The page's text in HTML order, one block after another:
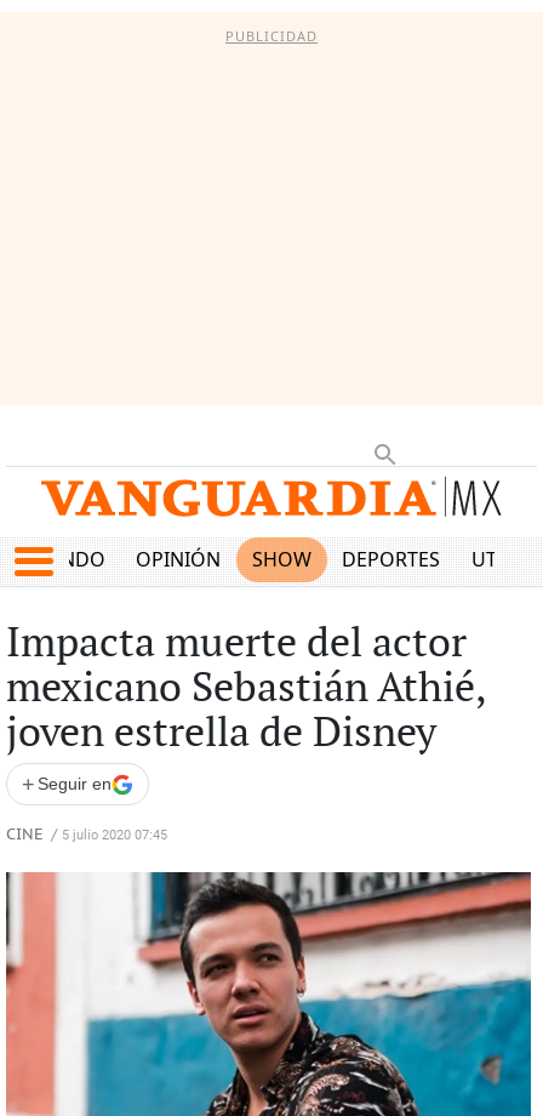
PUBLICIDAD
MUNDO OPINIÓN SHOW DEPORTES
Impacta muerte del actor
mexicano Sebastián Athié,
joven estrella de Disney
+ Seguir en
CINE / 5 julio 2020 07:45